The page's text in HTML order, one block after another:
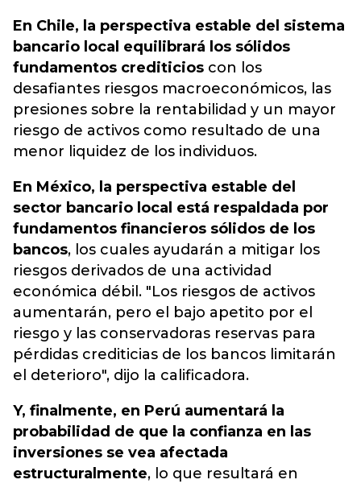
En Chile, la perspectiva estable del sistema
bancario local equilibrará los sólidos
fundamentos crediticios con los
desafiantes riesgos macroeconómicos, las
presiones sobre la rentabilidad y un mayor
riesgo de activos como resultado de una
menor liquidez de los individuos.
En México, la perspectiva estable del
sector bancario local está respaldada por
fundamentos financieros sólidos de los
bancos, los cuales ayudarán a mitigar los
riesgos derivados de una actividad
económica débil. "Los riesgos de activos
aumentarán, pero el bajo apetito por el
riesgo y las conservadoras reservas para
pérdidas crediticias de los bancos limitarán
el deterioro", dijo la calificadora.
Y, finalmente, en Perú aumentará la
probabilidad de que la confianza en las
inversiones se vea afectada
estructuralmente, lo que resultará en